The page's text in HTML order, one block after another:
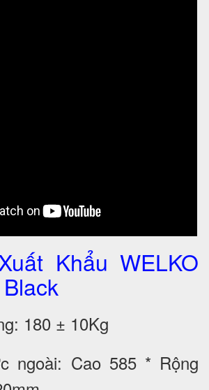
Khẩu WELKO
180 ± 10Kg
ngoài: Cao 585 * Rộng